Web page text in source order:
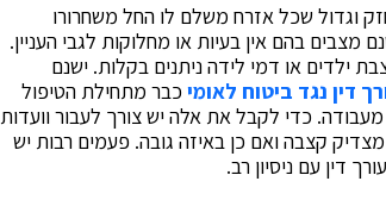
וגדול שכל אזרח משלם לו החל משחרורו
מצבים בהם אין בעיות או מחלוקות לגבי העניין.
ילדים או דמי לידה ניתנים בקלות. ישנם
דין נגד ביטוח לאומי כבר מתחילת הטיפול
כדי לקבל את אלה יש צורך לעבור וועדות
קצבה ואם כן באיזה גובה. פעמים רבות יש
דין עם ניסיון רב.